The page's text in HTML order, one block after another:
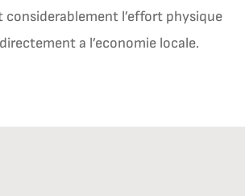
considerablement l’effort physique
a l’economie locale.